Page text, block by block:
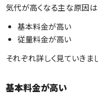
気代が高くなる主な原因は
基本料金が高い
従量料金が高い
それぞれ詳しく見ていきまし
基本料金が高い